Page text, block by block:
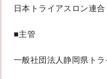
日本トライアスロン連合
■主管
一般社団法人静岡県ト